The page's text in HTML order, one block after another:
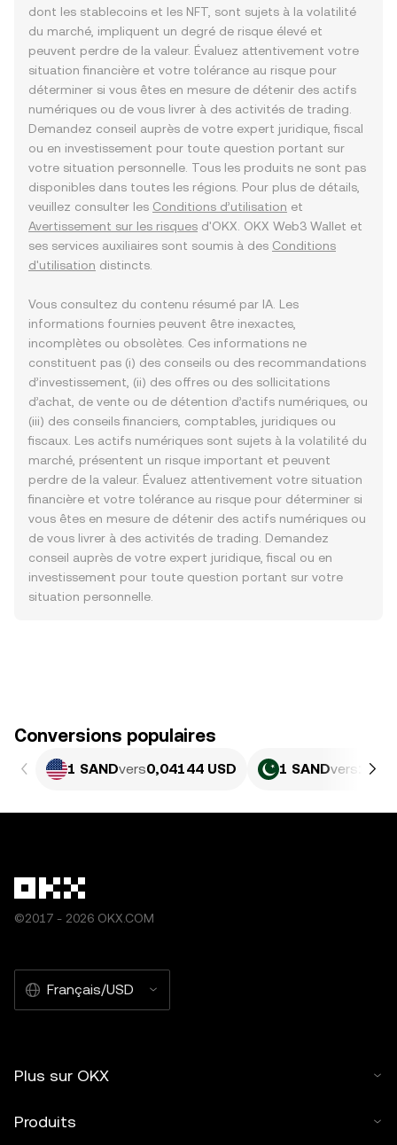
dont les stablecoins et les NFT, sont sujets à la volatilité
du marché, impliquent un degré de risque élevé et
peuvent perdre de la valeur. Évaluez attentivement votre
situation financière et votre tolérance au risque pour
déterminer si vous êtes en mesure de détenir des actifs
numériques ou de vous livrer à des activités de trading.
Demandez conseil auprès de votre expert juridique, fiscal
ou en investissement pour toute question portant sur
votre situation personnelle. Tous les produits ne sont pas
disponibles dans toutes les régions. Pour plus de détails,
veuillez consulter les Conditions d’utilisation et
Avertissement sur les risques d'OKX. OKX Web3 Wallet et
ses services auxiliaires sont soumis à des Conditions
d'utilisation distincts.
Vous consultez du contenu résumé par IA. Les
informations fournies peuvent être inexactes,
incomplètes ou obsolètes. Ces informations ne
constituent pas (i) des conseils ou des recommandations
d’investissement, (ii) des offres ou des sollicitations
d’achat, de vente ou de détention d’actifs numériques, ou
(iii) des conseils financiers, comptables, juridiques ou
fiscaux. Les actifs numériques sont sujets à la volatilité du
marché, présentent un risque important et peuvent
perdre de la valeur. Évaluez attentivement votre situation
financière et votre tolérance au risque pour déterminer si
vous êtes en mesure de détenir des actifs numériques ou
de vous livrer à des activités de trading. Demandez
conseil auprès de votre expert juridique, fiscal ou en
investissement pour toute question portant sur votre
situation personnelle.
Conversions populaires
1 SANDvers0,04144 USD 1 SANDvers 11,5
©2017 - 2026 OKX.COM
Français/USD
Plus sur OKX
Produits